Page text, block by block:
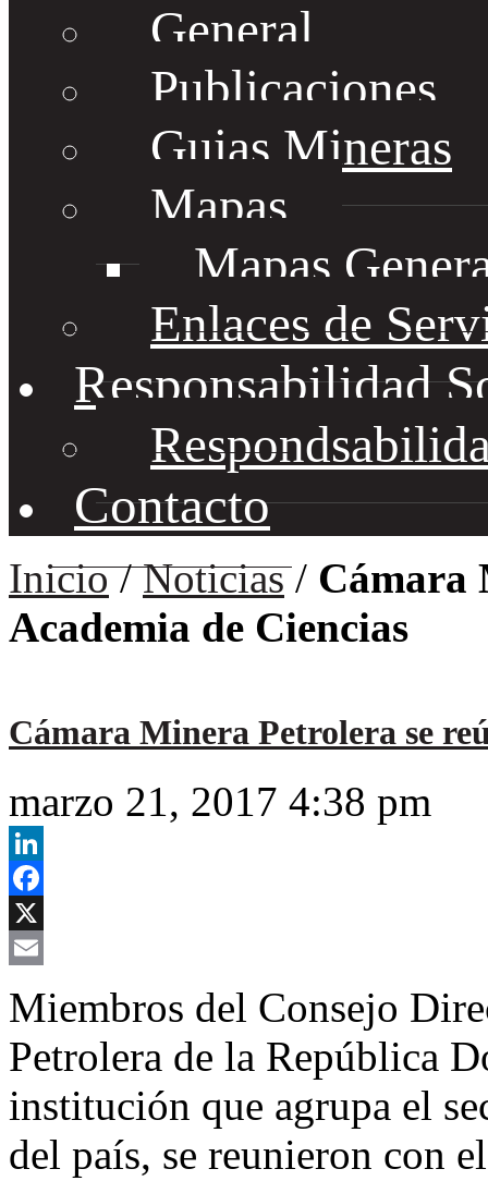
General
Publicaciones
Guias Mineras
Mapas
Mapas
Enlaces de
Responsabilidad
Contacto
Inicio/Noticias/ Cámara
Academia de Ciencias
Cámara Minera Petrolera se
marzo 21, 2017 4:38 pm
LinkedIn
Facebook
X
Miembros del Consejo
Petrolera de la República
institución que agrupa el
del país, se reunieron con